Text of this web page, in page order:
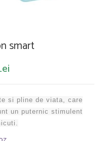
smart
si pline de viata, care
un puternic stimulent